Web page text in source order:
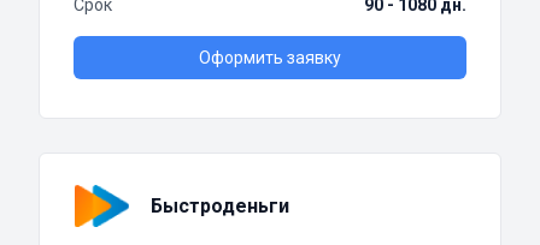
Срок
90 - 1080 дн.
Оформить заявку
Быстроденьги